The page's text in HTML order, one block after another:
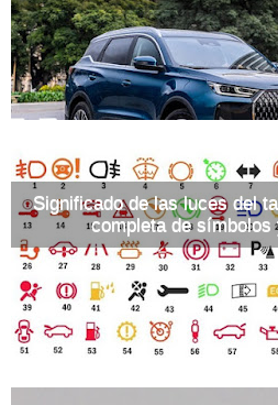
Significado de las luces del
completa de símbolos